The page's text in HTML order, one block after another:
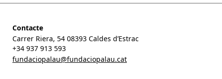
Contacte
Carrer Riera, 54 08393 Caldes d’Estrac
+34 937 913 593
fundaciopalau@fundaciopalau.cat